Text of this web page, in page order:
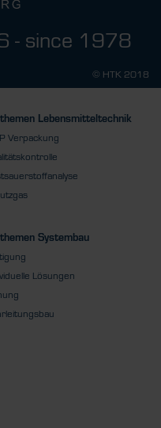
- since 1978
© HTK 2018
Lebensmitteltechnik
Verpackung
Systembau
Lösungen